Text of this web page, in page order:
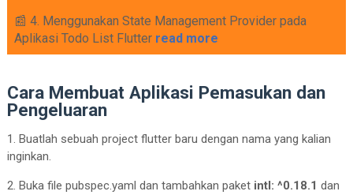
📰 4. Menggunakan State Management Provider pada
Aplikasi Todo List Flutter read more
Cara Membuat Aplikasi Pemasukan dan
Pengeluaran
1. Buatlah sebuah project flutter baru dengan nama yang kalian
inginkan.
2. Buka file pubspec.yaml dan tambahkan paket intl: ^0.18.1 dan